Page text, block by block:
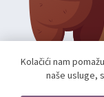
Kolačići nam
naše usluge,